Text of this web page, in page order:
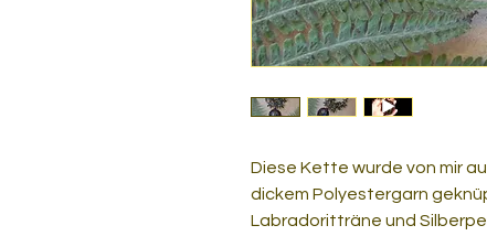
Diese Kette wurde von mir
dickem Polyestergarn
Labradoritträne und